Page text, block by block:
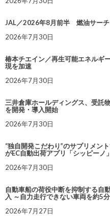
JAL／2026年8月前半 燃油サーチ
2026年7月30日
椿本チエイン／再生可能エネルギ
現を加速
2026年7月30日
三井倉庫ホールディングス、受託
を開発・導入開始
2026年7月30日
“独自開発こだわり”のサプリメン
がEC自動出荷アプリ「シッピーノ
2026年7月30日
自動車船の荷役中断を抑制する自
入 ～自力走行できない車両を約5
2026年7月27日